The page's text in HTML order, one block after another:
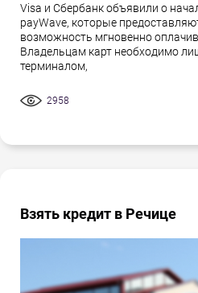
Visa и Сбербанк объявили о
payWave, которые
возможность мгновенно
Владельцам карт необходимо
терминалом,
2958
Взять кредит в Речице